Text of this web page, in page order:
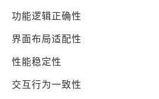
功能逻辑正确性
界面布局适配性
性能稳定性
交互行为一致性